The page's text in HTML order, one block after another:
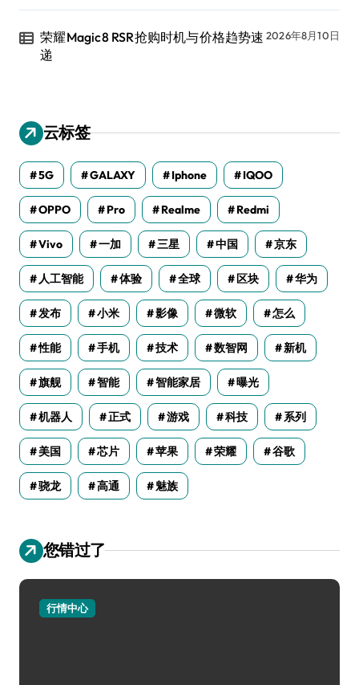
荣耀Magic8 RSR抢购时机与价格趋势速
递
2026年8月10日
云标签
5G GALAXY Iphone IQOO
OPPO Pro Realme Redmi
Vivo 一加 三星 中国 京东
人工智能 体验 全球 区块 华为
发布 小米 影像 微软 怎么
性能 手机 技术 数智网 新机
旗舰 智能 智能家居 曝光
机器人 正式 游戏 科技 系列
美国 芯片 苹果 荣耀 谷歌
骁龙 高通 魅族
您错过了
行情中心